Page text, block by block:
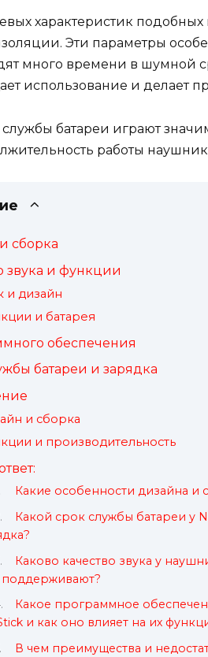
характеристик подобных
Эти параметры
много времени в шумной
использование и делает
батареи играют
работы
сборка
звука и функции
и дизайн
и батарея
обеспечения
батареи и зарядка
и сборка
и производительность
Какие особенности дизайна и
Какой срок службы батареи у
Каково качество звука у
Какое программное
и как оно влияет на их
В чем преимущества и